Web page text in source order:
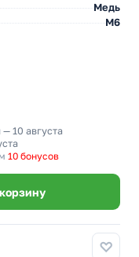
Медь
М6
— 10 августа
10 бонусов